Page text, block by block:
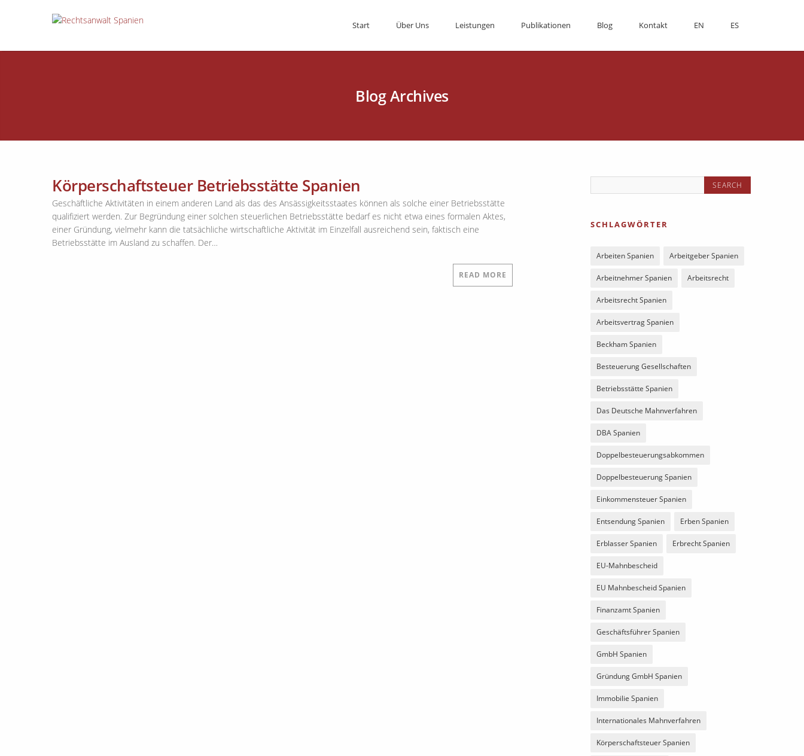
Start Über Uns Leistungen Publikationen Blog Kontakt EN ES
Blog Archives
Körperschaftsteuer Betriebsstätte Spanien
Geschäftliche Aktivitäten in einem anderen Land als das des Ansässigkeitsstaates können als solche einer Betriebsstätte
qualifiziert werden. Zur Begründung einer solchen steuerlichen Betriebsstätte bedarf es nicht etwa eines formalen Aktes,
einer Gründung, vielmehr kann die tatsächliche wirtschaftliche Aktivität im Einzelfall ausreichend sein, faktisch eine
Betriebsstätte im Ausland zu schaffen. Der…
READ MORE
SCHLAGWÖRTER
Arbeiten Spanien Arbeitgeber Spanien
Arbeitnehmer Spanien Arbeitsrecht
Arbeitsrecht Spanien
Arbeitsvertrag Spanien
Beckham Spanien
Besteuerung Gesellschaften
Betriebsstätte Spanien
Das Deutsche Mahnverfahren
DBA Spanien
Doppelbesteuerungsabkommen
Doppelbesteuerung Spanien
Einkommensteuer Spanien
Entsendung Spanien Erben Spanien
Erblasser Spanien Erbrecht Spanien
EU-Mahnbescheid
EU Mahnbescheid Spanien
Finanzamt Spanien
Geschäftsführer Spanien
GmbH Spanien
Gründung GmbH Spanien
Immobilie Spanien
Internationales Mahnverfahren
Körperschaftsteuer Spanien